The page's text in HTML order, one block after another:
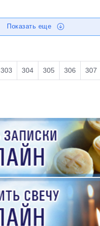
Показать еще
303 304 305 306 307